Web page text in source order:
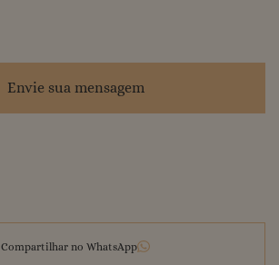
Envie sua mensagem
Compartilhar no WhatsApp